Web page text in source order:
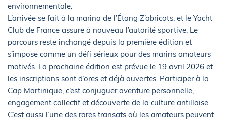
environnementale.
L’arrivée se fait à la marina de l’Étang Z’abricots, et le Yacht
Club de France assure à nouveau l’autorité sportive. Le
parcours reste inchangé depuis la première édition et
s’impose comme un défi sérieux pour des marins amateurs
motivés. La prochaine édition est prévue le 19 avril 2026 et
les inscriptions sont d’ores et déjà ouvertes. Participer à la
Cap Martinique, c’est conjuguer aventure personnelle,
engagement collectif et découverte de la culture antillaise.
C’est aussi l’une des rares transats où les amateurs peuvent